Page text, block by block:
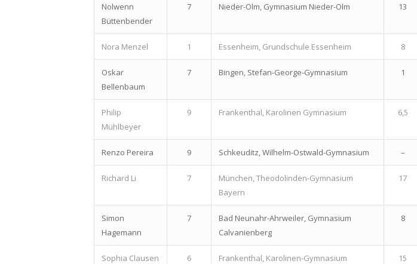
Nolwenn
Büttenbender
7 Nieder-Olm, Gymnasium Nieder-Olm 13
Nora Menzel 1 Essenheim, Grundschule Essenheim 8
Oskar
Bellenbaum
7 Bingen, Stefan-George-Gymnasium 1
Philip
Mühlbeyer
9 Frankenthal, Karolinen Gymnasium 6,5
Renzo Pereira 9 Schkeuditz, Wilhelm-Ostwald-Gymnasium –
Richard Li 7
München, Theodolinden-Gymnasium
Bayern
17
Simon
Hagemann
7
Bad Neunahr-Ahrweiler, Gymnasium
Calvanienberg
8
Sophia Clausen 6 Frankenthal, Karolinen-Gymnasium 15